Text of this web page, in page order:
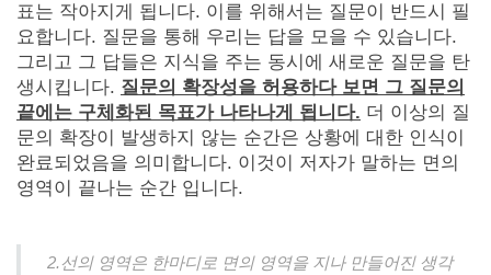
표는 작아지게 됩니다. 이를 위해서는 질문이 반드시 필
요합니다. 질문을 통해 우리는 답을 모을 수 있습니다.
그리고 그 답들은 지식을 주는 동시에 새로운 질문을 탄
생시킵니다. 질문의 확장성을 허용하다 보면 그 질문의
끝에는 구체화된 목표가 나타나게 됩니다. 더 이상의 질
문의 확장이 발생하지 않는 순간은 상황에 대한 인식이
완료되었음을 의미합니다. 이것이 저자가 말하는 면의
영역이 끝나는 순간 입니다.
2.선의 영역은 한마디로 면의 영역을 지나 만들어진 생각